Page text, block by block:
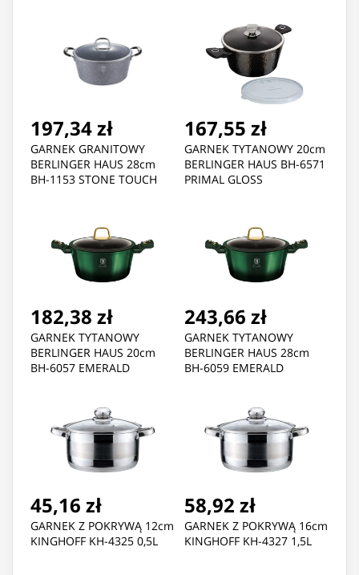
197,34 zł
GARNEK GRANITOWY
BERLINGER HAUS 28cm
BH-1153 STONE TOUCH
167,55 zł
GARNEK TYTANOWY 20cm
BERLINGER HAUS BH-6571
PRIMAL GLOSS
182,38 zł
GARNEK TYTANOWY
BERLINGER HAUS 20cm
BH-6057 EMERALD
243,66 zł
GARNEK TYTANOWY
BERLINGER HAUS 28cm
BH-6059 EMERALD
45,16 zł
GARNEK Z POKRYWĄ 12cm
KINGHOFF KH-4325 0,5L
58,92 zł
GARNEK Z POKRYWĄ 16cm
KINGHOFF KH-4327 1,5L